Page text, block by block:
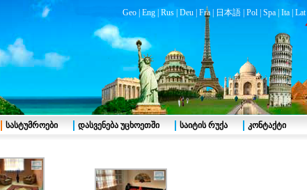
Geo| Eng| Rus| Deu| Fra| 日本語| Pol| Spa| Ita| Lat|
სასტუმროები დასვენება უცხოეთში საიტის რუქა კონტაქტი